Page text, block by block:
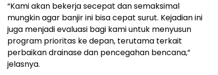
“Kami akan bekerja secepat dan semaksimal
mungkin agar banjir ini bisa cepat surut. Kejadian ini
juga menjadi evaluasi bagi kami untuk menyusun
program prioritas ke depan, terutama terkait
perbaikan drainase dan pencegahan bencana,”
jelasnya.